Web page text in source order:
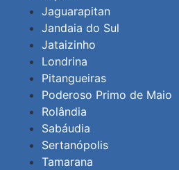
Jaguarapitan
Jandaia do Sul
Jataizinho
Londrina
Pitangueiras
Poderoso Primo de Maio
Rolândia
Sabáudia
Sertanópolis
Tamarana